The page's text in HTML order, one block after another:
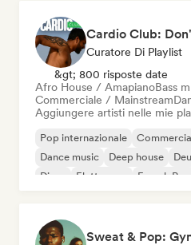
Cardio Club:
Curatore Di Playlist
&gt; 800 risposte date
Afro House / AmapianoBass
Commerciale / Mainstream
Aggiungere artisti nelle mie
Pop internazionale
Dance music
Deep house
Disco
Elettropop French Pop
Sweat & Pop: